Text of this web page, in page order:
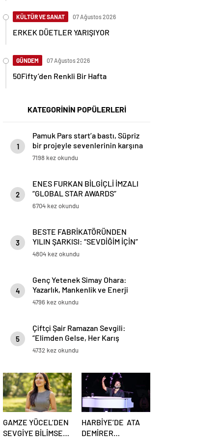
KÜLTÜR VE SANAT 07 Ağustos 2026
ERKEK DÜETLER YARIŞIYOR
GÜNDEM 07 Ağustos 2026
50Fifty’den Renkli Bir Hafta
KATEGORİNİN POPÜLERLERİ
1
Pamuk Pars start’a bastı, Süpriz
bir projeyle sevenlerinin karşına
cıkmaya hazırlanıyor
7198 kez okundu
2
ENES FURKAN BİLGİÇLİ İMZALI
“GLOBAL STAR AWARDS”
GÖRKEMLİ TÖRENLE
6704 kez okundu
3
BESTE FABRİKATÖRÜNDEN
YILIN ŞARKISI: “SEVDİĞİM İÇİN”
4804 kez okundu
4
Genç Yetenek Simay Ohara:
Yazarlık, Mankenlik ve Enerji
Terapisinde Yeni Ufuklar Açıyor
4796 kez okundu
5
Çiftçi Şair Ramazan Sevgili:
“Elimden Gelse, Her Karış
Toprağa Buğday Eker Gibi Kitap
4732 kez okundu
GAMZE YÜCEL’DEN
SEVGİYE BİLİMSEL
HARBİYE’DE ATA
DEMİRER